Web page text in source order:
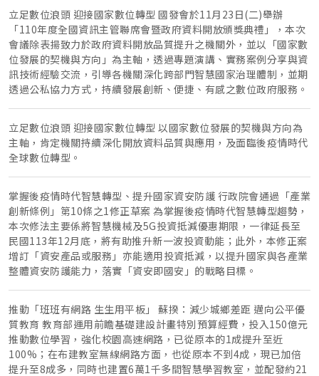
立足數位浪頭 迎接國家數位轉型 國發會於11月23日(二)舉辦
「110年度全國資訊主管聯席會暨政府資料開放頒獎典禮」，本次
會議除表揚致力於政府資料開放品質提升之機關外，並以「國家數
位發展的契機與方向」為主軸，透過專題演講、實務案例分享與資
訊技術經驗交流，引導各機關深化跨部門智慧國家治理體制，並期
透過公私協力方式，持續發展創新、便捷、有感之數位政府服務。
立足數位浪頭 迎接國家數位轉型 以國家數位發展的契機與方向為
主軸，肯定機關持續深化開放資料品質與應用，及面臨後疫情時代
全球數位轉型。
掌握後疫情時代智慧轉型、提升國家資安防護 行政院會通過「產業
創新條例」第10條之1修正草案 為掌握後疫情時代智慧轉型趨勢，
本次修法主要係將智慧機械及5G投資抵減優惠期限，一律延長至
民國113年12月底，將有助推升新一波投資動能；此外，本修正案
增訂「資安產品或服務」亦能適用投資抵減，以提升國家與各產業
整體資安防護能力，落實「資安即國安」的戰略目標。
推動「班班有網路 生生用平板」 蘇揆：減少城鄉差距 邁向公平優
質教育 教育部運用前瞻基礎建設計畫特別預算經費，投入150億元
推動數位學習，強化校園高速網路，已從原本的1成提升至近
100%；在布建教室無線網路方面，也從原本不到4成，現已加倍
提升至8成多，同時也建置6萬1千多間智慧學習教室，並配發約21